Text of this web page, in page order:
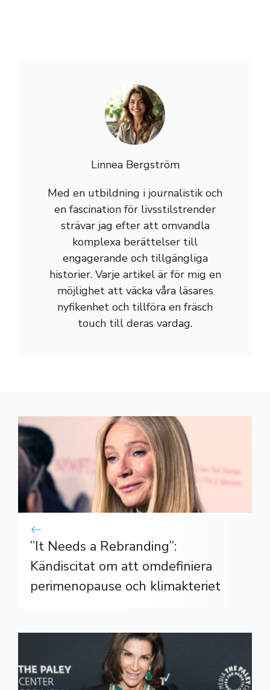
Linnea Bergström
Med en utbildning i journalistik och
en fascination för livsstilstrender
strävar jag efter att omvandla
komplexa berättelser till
engagerande och tillgängliga
historier. Varje artikel är för mig en
möjlighet att väcka våra läsares
nyfikenhet och tillföra en fräsch
touch till deras vardag.
”It Needs a Rebranding”:
Kändiscitat om att omdefiniera
perimenopause och klimakteriet